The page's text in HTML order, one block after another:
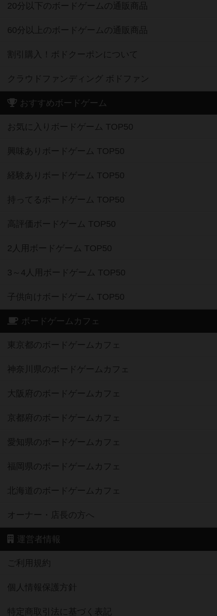
20分以下のボードゲームの通販商品
60分以上のボードゲームの通販商品
割引購入！ボドクーポンについて
クラウドファンディング ボドファン
おすすめボードゲーム
お気に入りボードゲーム TOP50
興味ありボードゲーム TOP50
経験ありボードゲーム TOP50
持ってるボードゲーム TOP50
高評価ボードゲーム TOP50
2人用ボードゲーム TOP50
3～4人用ボードゲーム TOP50
子供向けボードゲーム TOP50
ボードゲームカフェ
東京都のボードゲームカフェ
神奈川県のボードゲームカフェ
大阪府のボードゲームカフェ
京都府のボードゲームカフェ
愛知県のボードゲームカフェ
福岡県のボードゲームカフェ
北海道のボードゲームカフェ
オーナー・店長の方へ
運営者情報
ご利用規約
個人情報保護方針
特定商取引法に基づく表記